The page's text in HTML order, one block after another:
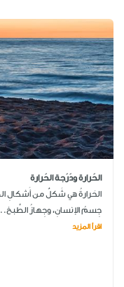
الحَرارة ودَرَجة الحَرارة
الحَرارةُ هي شَكلٌ من أَشكالِ
جِسمُ الإنسانِ، وجِهازُ
اقرأ المزيد